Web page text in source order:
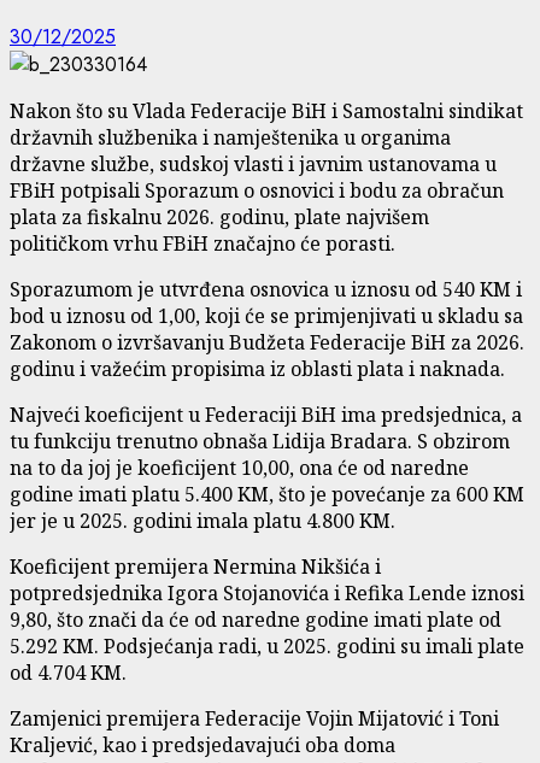
30/12/2025
Nakon što su Vlada Federacije BiH i Samostalni sindikat
državnih službenika i namještenika u organima
državne službe, sudskoj vlasti i javnim ustanovama u
FBiH potpisali Sporazum o osnovici i bodu za obračun
plata za fiskalnu 2026. godinu, plate najvišem
političkom vrhu FBiH značajno će porasti.
Sporazumom je utvrđena osnovica u iznosu od 540 KM i
bod u iznosu od 1,00, koji će se primjenjivati u skladu sa
Zakonom o izvršavanju Budžeta Federacije BiH za 2026.
godinu i važećim propisima iz oblasti plata i naknada.
Najveći koeficijent u Federaciji BiH ima predsjednica, a
tu funkciju trenutno obnaša Lidija Bradara. S obzirom
na to da joj je koeficijent 10,00, ona će od naredne
godine imati platu 5.400 KM, što je povećanje za 600 KM
jer je u 2025. godini imala platu 4.800 KM.
Koeficijent premijera Nermina Nikšića i
potpredsjednika Igora Stojanovića i Refika Lende iznosi
9,80, što znači da će od naredne godine imati plate od
5.292 KM. Podsjećanja radi, u 2025. godini su imali plate
od 4.704 KM.
Zamjenici premijera Federacije Vojin Mijatović i Toni
Kraljević, kao i predsjedavajući oba doma